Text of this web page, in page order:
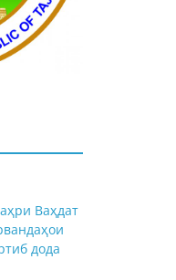
Ваҳдат
дода